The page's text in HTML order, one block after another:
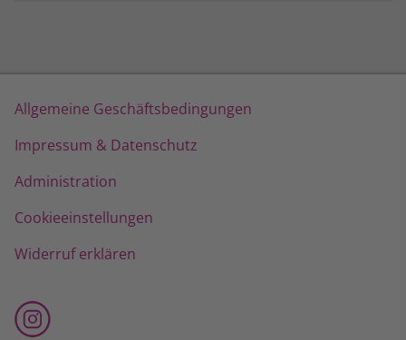
Allgemeine Geschäftsbedingungen
Impressum & Datenschutz
Administration
Cookieeinstellungen
Widerruf erklären